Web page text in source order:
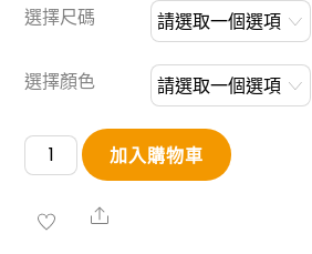
選擇尺碼
選擇顏色
Lulu
秋
冬
加入購物車
Share